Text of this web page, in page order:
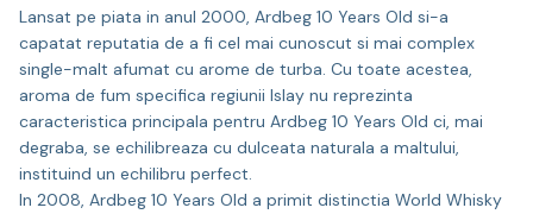
Lansat pe piata in anul 2000, Ardbeg 10 Years Old si-a
capatat reputatia de a fi cel mai cunoscut si mai complex
single-malt afumat cu arome de turba. Cu toate acestea,
aroma de fum specifica regiunii Islay nu reprezinta
caracteristica principala pentru Ardbeg 10 Years Old ci, mai
degraba, se echilibreaza cu dulceata naturala a maltului,
instituind un echilibru perfect.
In 2008, Ardbeg 10 Years Old a primit distinctia World Whisky